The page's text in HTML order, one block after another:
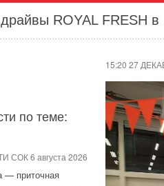
ROYAL FRESH
15:20 27
по теме:
СОК 6 августа 2026
— приточная
по теме:
каждый второй
отказывается от
покупки